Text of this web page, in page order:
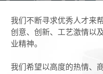
我们不断寻求优秀人才来
创意、创新、工艺激情以
业精神。
我们希望以高度的热情、